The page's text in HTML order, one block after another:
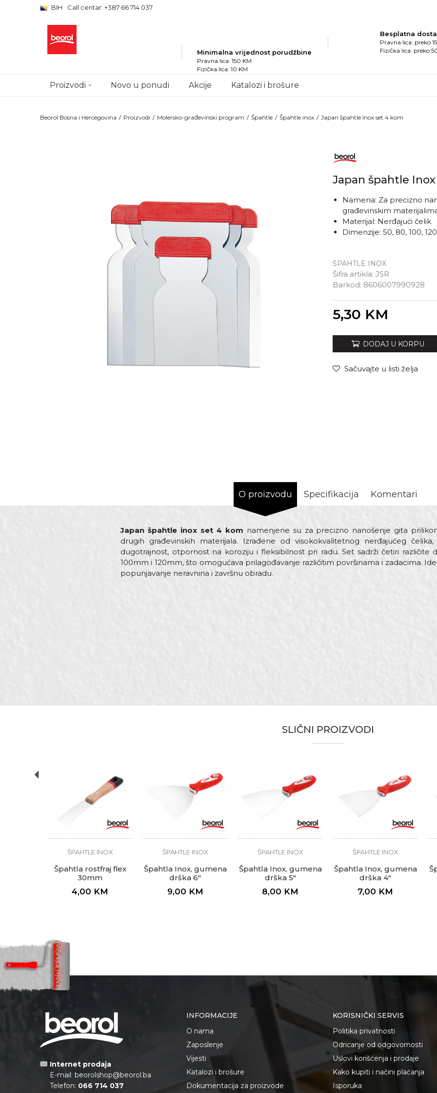
BIH Call centar: +387 66 714 037
Minimalna vrijednost porudžbine
Pravna lica: 150 KM
Fizička lica: 10 KM
Besplatna
Pravna lica: preko
Fizička lica: preko
Proizvodi Novo u ponudi Akcije Katalozi i brošure
Beorol Bosna i Hercegovina Proizvodi Molersko-građevinski program Špahtle Špahtle inox Japan špahtle Inox set 4 kom
Japan špahtle
ŠPAHTLE INOX
Šifra artikla: JSR
Barkod: 8606007990928
Namena: Za precizno
građevinskim
Materijal: Nerđajući čelik
Dimenzije: 50, 80, 100,
5,30 KM
DODAJ U KORPU
Sačuvajte u listi želja
O proizvodu Specifikacija Komentari
Japan špahtle inox set 4 kom namenjene su za precizno nanošenje gita
drugih građevinskih materijala. Izrađene od visokokvalitetnog nerđajućeg
dugotrajnost, otpornost na koroziju i fleksibilnost pri radu. Set sadrži četiri različite
100mm i 120mm, što omogućava prilagođavanje različitim površinama i zadacima.
popunjavanje neravnina i završnu obradu.
Set
4kom
Japan
Lakireri, Moleri i farbari, Parketari
SLIČNI PROIZVODI
ŠPAHTLE INOX
Špahtla rostfraj flex
30mm
4,00 KM
ŠPAHTLE INOX
Špahtla Inox, gumena
drška 6"
9,00 KM
ŠPAHTLE INOX
Špahtla Inox, gumena
drška 5"
8,00 KM
ŠPAHTLE INOX
Špahtla Inox, gumena
drška 4"
7,00 KM
Internet prodaja
E-mail: beorolshop@beorol.ba
Telefon: 066 714 037
INFORMACIJE
O nama
Zaposlenje
Vijesti
Katalozi i brošure
Dokumentacija za proizvode
KORISNIČKI SERVIS
Politika privatnosti
Odricanje od odgovornosti
Uslovi korišćenja i prodaje
Kako kupiti i načini plaćanja
Isporuka